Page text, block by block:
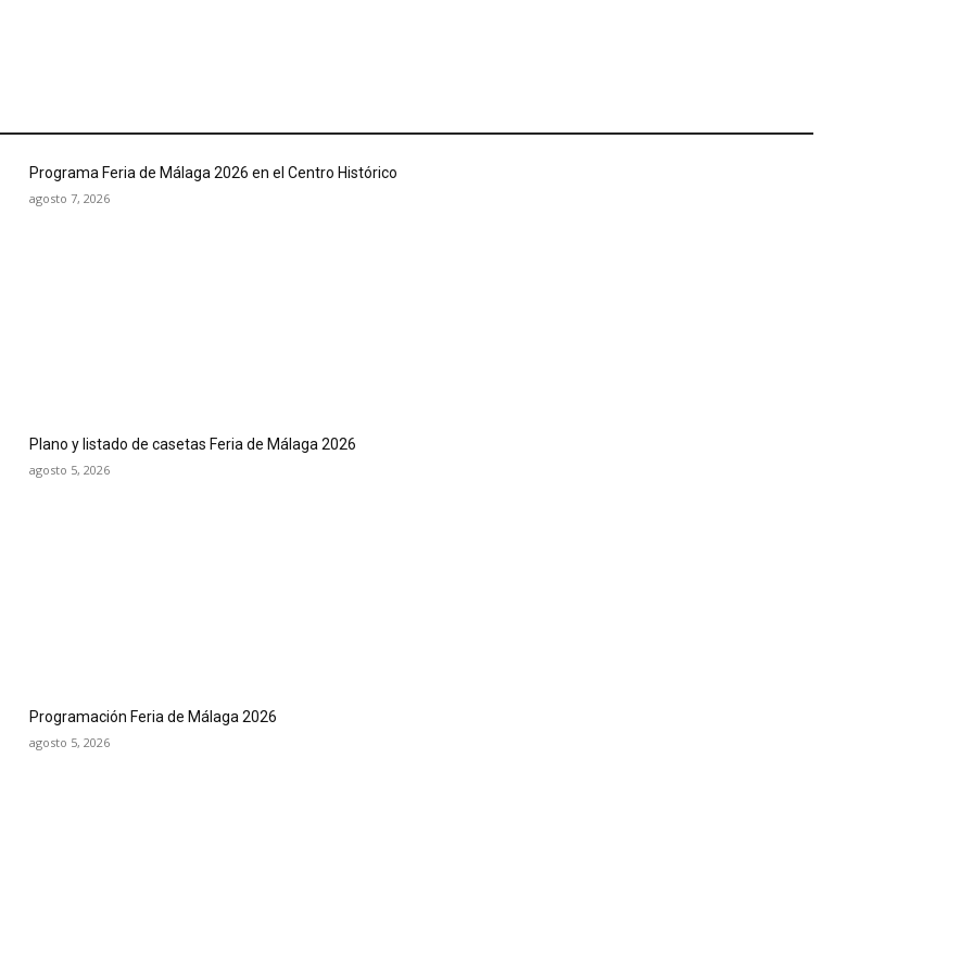
Programa Feria de Málaga 2026 en el Centro Histórico
agosto 7, 2026
Plano y listado de casetas Feria de Málaga 2026
agosto 5, 2026
Programación Feria de Málaga 2026
agosto 5, 2026